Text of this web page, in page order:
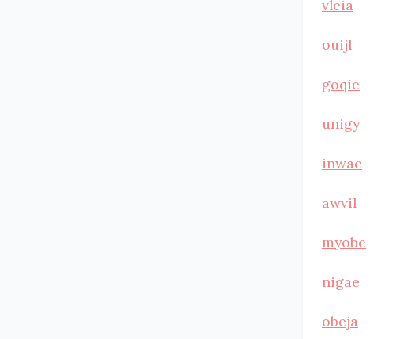
vleia
ouijl
goqie
unigy
inwae
awvil
myobe
nigae
obeja